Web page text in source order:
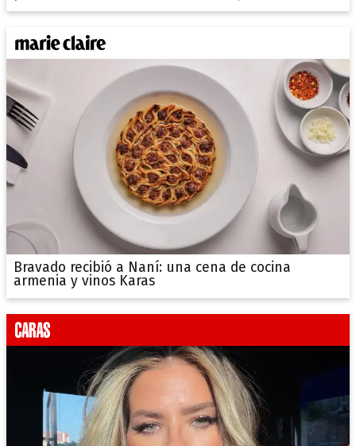
Bravado recibió a Naní: una cena de cocina
armenia y vinos Karas